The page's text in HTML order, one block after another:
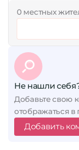
0 местных
Не нашли
Добавьте свою
отображаться в
Добавить